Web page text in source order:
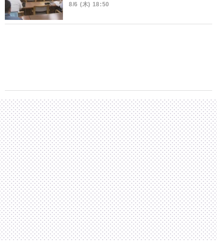
8/6 (木) 18:50